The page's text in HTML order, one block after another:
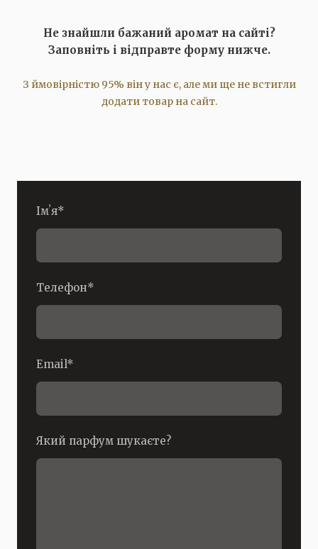
Не знайшли бажаний аромат на сайті?
Заповніть і відправте форму нижче.
З ймовірністю 95% він у нас є, але ми ще не встигли
додати товар на сайт.
Імʼя*
Телефон*
Email*
Який парфум шукаєте?